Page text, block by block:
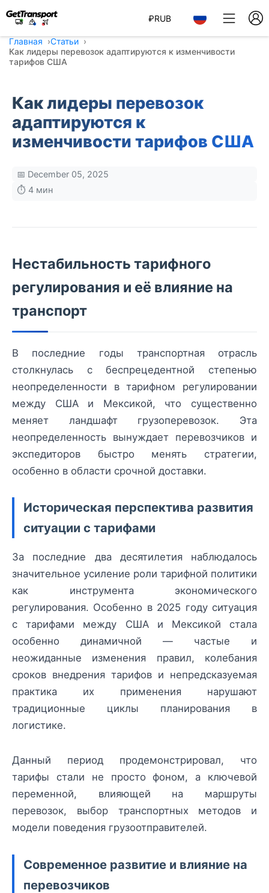
₽RUB
Главная
Статьи
Как лидеры перевозок адаптируются к изменчивости
тарифов США
Как лидеры перевозок
адаптируются к
изменчивости тарифов США
📅 December 05, 2025
⏱️ 4 мин
Нестабильность тарифного
регулирования и её влияние на
транспорт
В последние годы транспортная отрасль
столкнулась с беспрецедентной степенью
неопределенности в тарифном регулировании
между США и Мексикой, что существенно
меняет ландшафт грузоперевозок. Эта
неопределенность вынуждает перевозчиков и
экспедиторов быстро менять стратегии,
особенно в области срочной доставки.
Историческая перспектива развития
ситуации с тарифами
За последние два десятилетия наблюдалось
значительное усиление роли тарифной политики
как инструмента экономического
регулирования. Особенно в 2025 году ситуация
с тарифами между США и Мексикой стала
особенно динамичной — частые и
неожиданные изменения правил, колебания
сроков внедрения тарифов и непредсказуемая
практика их применения нарушают
традиционные циклы планирования в
логистике.
Данный период продемонстрировал, что
тарифы стали не просто фоном, а ключевой
переменной, влияющей на маршруты
перевозок, выбор транспортных методов и
модели поведения грузоотправителей.
Современное развитие и влияние на
перевозчиков